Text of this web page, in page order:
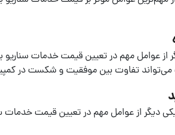
از عوامل مهم در تعیینقیمت خدمات سناریو
تفاوت بین موفقیت و شکست در
دیگر از عوامل مهم در تعیینقیمت خدمات